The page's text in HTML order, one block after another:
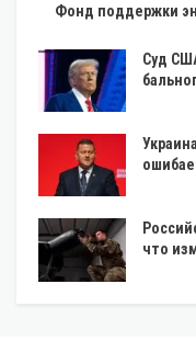
Фонд поддержки
Суд
что